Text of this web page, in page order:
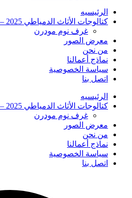
الرئيسيه
كتالوجات الأثاث الدمياطي 2025 – 2026
غرف نوم مودرن
معرض الصور
من نحن
نماذج أعمالنا
سياسة الخصوصية
اتصل بنا
الرئيسيه
كتالوجات الأثاث الدمياطي 2025 – 2026
غرف نوم مودرن
معرض الصور
من نحن
نماذج أعمالنا
سياسة الخصوصية
اتصل بنا